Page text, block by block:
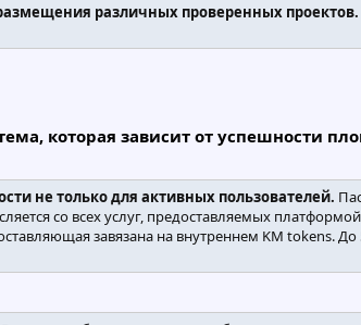
различных проверенных
которая зависит от успешности
не только для активных пользователей.
со всех услуг, предоставляемых
завязана на внутреннем KM tokens.